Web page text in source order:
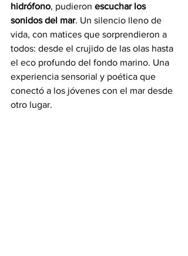
hidrófono, pudieron escuchar los
sonidos del mar. Un silencio lleno de
vida, con matices que sorprendieron a
todos: desde el crujido de las olas hasta
el eco profundo del fondo marino. Una
experiencia sensorial y poética que
conectó a los jóvenes con el mar desde
otro lugar.